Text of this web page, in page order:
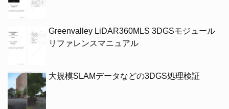
Greenvalley LiDAR360MLS 3DGSモジュール
リファレンスマニュアル
大規模SLAMデータなどの3DGS処理検証